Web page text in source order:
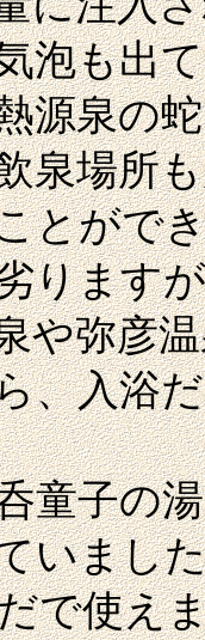
泡も出
源泉の
泉場所
とがで
ります
や弥彦
、入浴
子の湯
いまし
で使え